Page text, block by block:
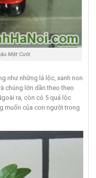
Mặt Cười
như những lá lộc, xanh non
chúng lớn dần theo theo
ra, còn có 5 quả lộc
muốn của con người trong